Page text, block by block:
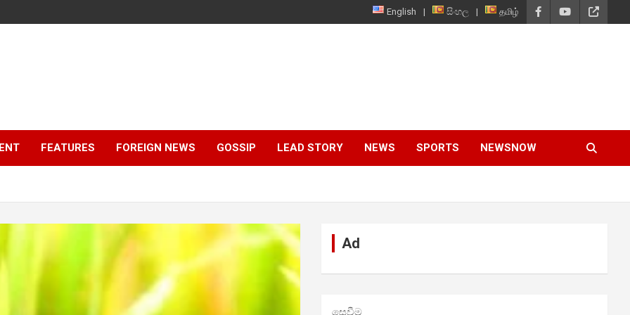
English සිංහල தமிழ்
FEATURES FOREIGN NEWS GOSSIP LEAD STORY NEWS SPORTS NEWSNOW
Ad
සෙවීම